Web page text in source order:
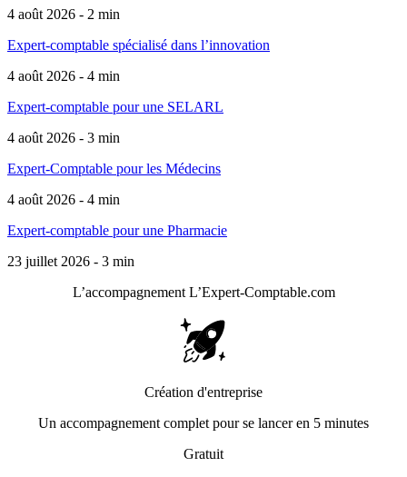
4 août 2026 - 2 min
Expert-comptable spécialisé dans l’innovation
4 août 2026 - 4 min
Expert-comptable pour une SELARL
4 août 2026 - 3 min
Expert-Comptable pour les Médecins
4 août 2026 - 4 min
Expert-comptable pour une Pharmacie
23 juillet 2026 - 3 min
L’accompagnement L’Expert-Comptable.com
Création d'entreprise
Un accompagnement complet pour se lancer en 5 minutes
Gratuit